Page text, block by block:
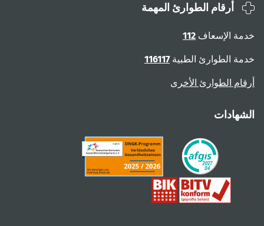
أرقام الطوارئ المهمة
خدمة الإسعاف 112
خدمة الطوارئ الطبية116117
أرقام الطوارئ الأخرى
الشهادات